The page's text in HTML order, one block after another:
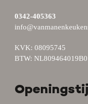
0342-405363
KVK: 08095745
BTW: